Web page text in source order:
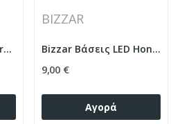
Bizzar Βάσεις LED Ford Fiesta
BIZZAR
Bizzar Βάσεις LED Honda
9,00 €
Αγορά